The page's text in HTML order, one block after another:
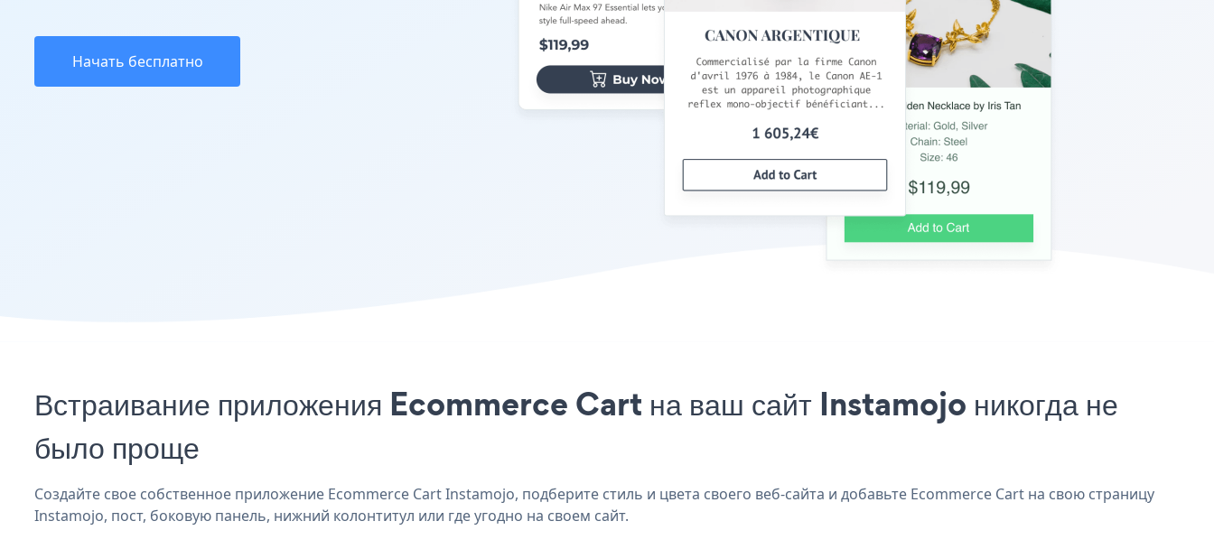
Начать бесплатно
Встраивание приложения Ecommerce Cart на ваш сайт Instamojo никогда не
было проще
Создайте свое собственное приложение Ecommerce Cart Instamojo, подберите стиль и цвета своего веб-сайта и добавьте Ecommerce Cart на свою страницу
Instamojo, пост, боковую панель, нижний колонтитул или где угодно на своем сайт.